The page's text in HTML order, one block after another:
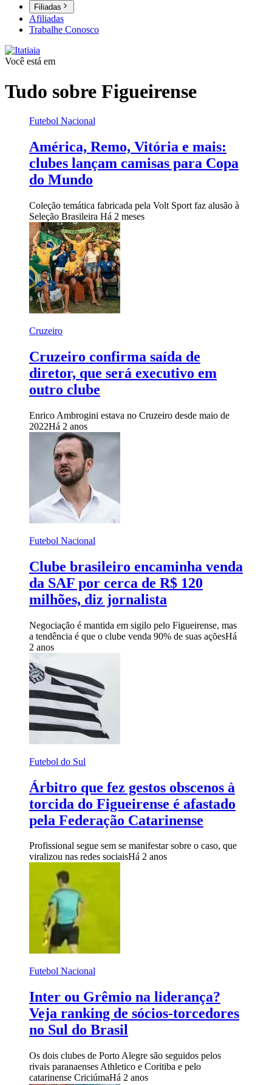
Filiadas
Afiliadas
Trabalhe Conosco
Você está em
Tudo sobre Figueirense
Futebol Nacional
América, Remo, Vitória e mais:
clubes lançam camisas para Copa
do Mundo
Coleção temática fabricada pela Volt Sport faz alusão à
Seleção Brasileira Há 2 meses
Cruzeiro
Cruzeiro confirma saída de
diretor, que será executivo em
outro clube
Enrico Ambrogini estava no Cruzeiro desde maio de
2022Há 2 anos
Futebol Nacional
Clube brasileiro encaminha venda
da SAF por cerca de R$ 120
milhões, diz jornalista
Negociação é mantida em sigilo pelo Figueirense, mas
a tendência é que o clube venda 90% de suas açõesHá
2 anos
Futebol do Sul
Árbitro que fez gestos obscenos à
torcida do Figueirense é afastado
pela Federação Catarinense
Profissional segue sem se manifestar sobre o caso, que
viralizou nas redes sociaisHá 2 anos
Futebol Nacional
Inter ou Grêmio na liderança?
Veja ranking de sócios-torcedores
no Sul do Brasil
Os dois clubes de Porto Alegre são seguidos pelos
rivais paranaenses Athletico e Coritiba e pelo
catarinense CriciúmaHá 2 anos